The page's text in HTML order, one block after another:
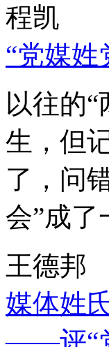
程凯
“党媒姓
以往的
生，但
了，问
会”成
王德邦
媒体姓